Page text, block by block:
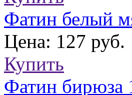
Фатин белый
Цена: 127 руб.
Купить
Фатин бирюза